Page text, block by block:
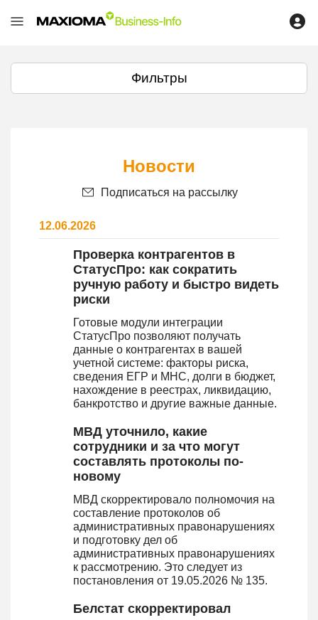
Фильтры
Новости
Подписаться на рассылку
12.06.2026
Проверка контрагентов в
СтатусПро: как сократить
ручную работу и быстро видеть
риски
Готовые модули интеграции
СтатусПро позволяют получать
данные о контрагентах в вашей
учетной системе: факторы риска,
сведения ЕГР и МНС, долги в бюджет,
нахождение в реестрах, ликвидацию,
банкротство и другие важные данные.
МВД уточнило, какие
сотрудники и за что могут
составлять протоколы по-
новому
МВД скорректировало полномочия на
составление протоколов об
административных правонарушениях
и подготовку дел об
административных правонарушениях
к рассмотрению. Это следует из
постановления от 19.05.2026 № 135.
Белстат скорректировал